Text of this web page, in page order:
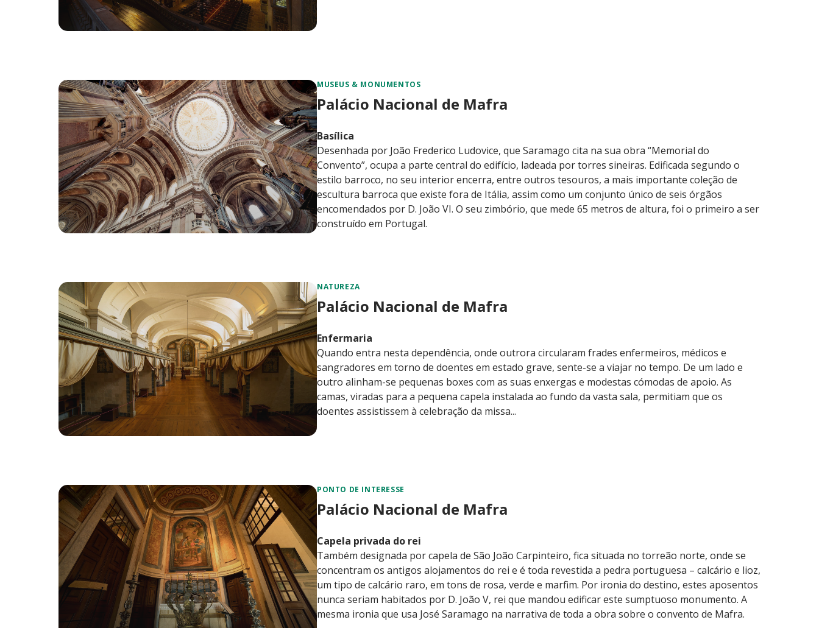
MUSEUS & MONUMENTOS
Palácio Nacional de Mafra
Basílica
Desenhada por João Frederico Ludovice, que Saramago cita na sua obra “Memorial do
Convento”, ocupa a parte central do edifício, ladeada por torres sineiras. Edificada segundo o
estilo barroco, no seu interior encerra, entre outros tesouros, a mais importante coleção de
escultura barroca que existe fora de Itália, assim como um conjunto único de seis órgãos
encomendados por D. João VI. O seu zimbório, que mede 65 metros de altura, foi o primeiro a ser
construído em Portugal.
NATUREZA
Palácio Nacional de Mafra
Enfermaria
Quando entra nesta dependência, onde outrora circularam frades enfermeiros, médicos e
sangradores em torno de doentes em estado grave, sente-se a viajar no tempo. De um lado e
outro alinham-se pequenas boxes com as suas enxergas e modestas cómodas de apoio. As
camas, viradas para a pequena capela instalada ao fundo da vasta sala, permitiam que os
doentes assistissem à celebração da missa...
PONTO DE INTERESSE
Palácio Nacional de Mafra
Capela privada do rei
Também designada por capela de São João Carpinteiro, fica situada no torreão norte, onde se
concentram os antigos alojamentos do rei e é toda revestida a pedra portuguesa – calcário e lioz,
um tipo de calcário raro, em tons de rosa, verde e marfim. Por ironia do destino, estes aposentos
nunca seriam habitados por D. João V, rei que mandou edificar este sumptuoso monumento. A
mesma ironia que usa José Saramago na narrativa de toda a obra sobre o convento de Mafra.